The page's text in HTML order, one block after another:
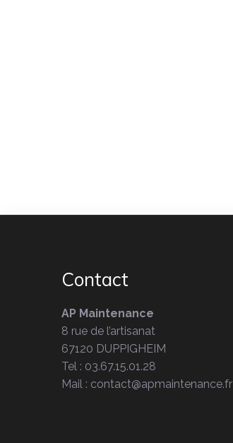
Contact
AP Maintenance
8 rue de l’artisanat
67120 DUPPIGHEIM
Tel : 03.67.15.01.28
Mail : contact@apmaintenance.fr